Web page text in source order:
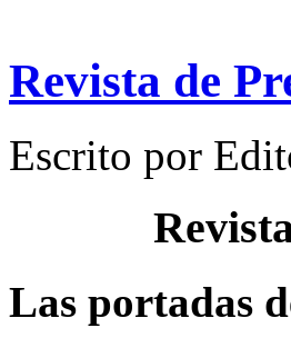
Revista de
Escrito por
Las portadas